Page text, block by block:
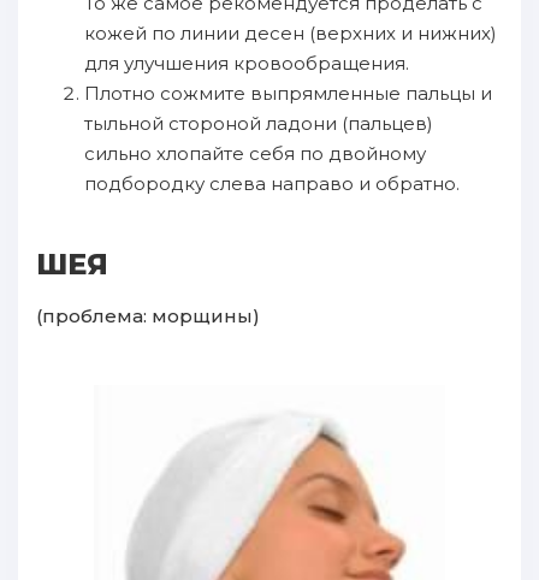
кожей по линии десен (верхних и нижних)
для улучшения кровообращения.
Плотно сожмите выпрямленные пальцы и
тыльной стороной ладони (пальцев)
сильно хлопайте себя по двойному
подбородку слева направо и обратно.
ШЕЯ
(проблема: морщины)